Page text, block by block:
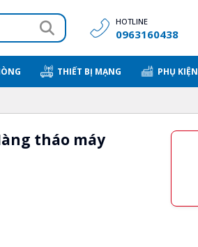
HOTLINE
0963160438
THIẾT BỊ MẠNG PHỤ KIỆN
tháo máy